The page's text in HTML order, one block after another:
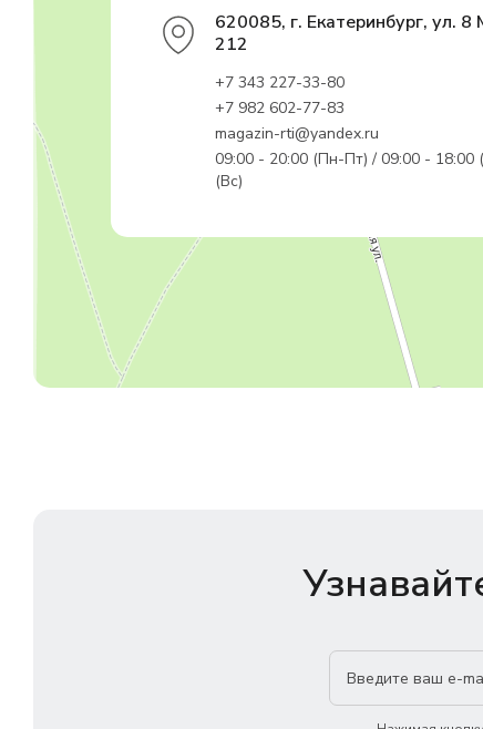
620085, г. Екатеринбург, ул. 8
212
+7 343 227-33-80
+7 982 602-77-83
magazin-rti@yandex.ru
09:00 - 20:00 (Пн-Пт) / 09:00 - 18:00
(Вс)